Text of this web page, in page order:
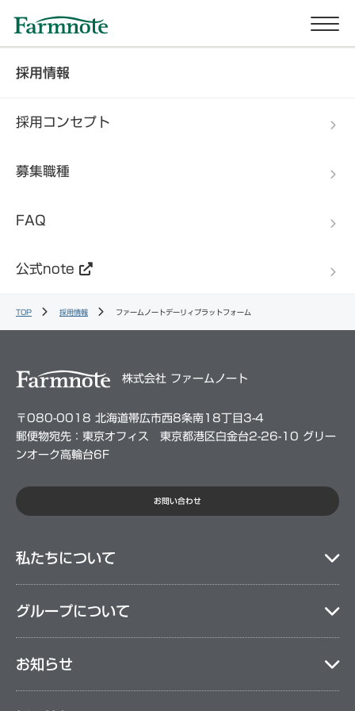
採用情報
採用コンセプト
募集職種
FAQ
公式note
TOP 採用情報 ファームノートデーリィプラットフォーム
株式会社 ファームノート
〒080-0018 北海道帯広市西8条南18丁目3-4
郵便物宛先：東京オフィス 東京都港区白金台2-26-10 グリー
ンオーク高輪台6F
お問い合わせ
私たちについて
グループについて
お知らせ